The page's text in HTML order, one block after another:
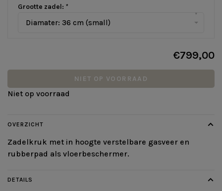
Grootte zadel: *
Diamater: 36 cm (small)
▾
€799,00
NIET OP VOORRAAD
Niet op voorraad
OVERZICHT
Zadelkruk met in hoogte verstelbare gasveer en
rubberpad als vloerbeschermer.
DETAILS